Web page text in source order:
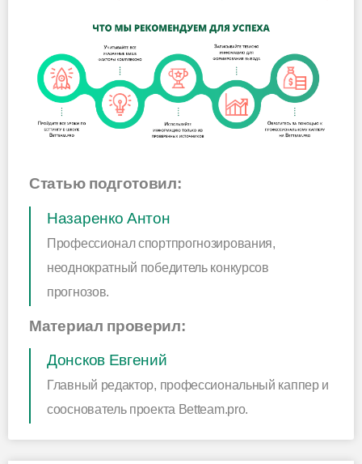
Статью подготовил:
Назаренко Антон
Профессионал спортпрогнозирования,
неоднократный победитель конкурсов
прогнозов.
Материал проверил:
Донсков Евгений
Главный редактор, профессиональный каппер и
сооснователь проекта Betteam.pro.